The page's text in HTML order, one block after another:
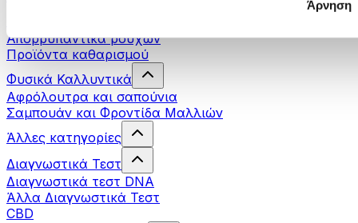
Άρνηση
Απορρυπαντικά ρούχων
Προϊόντα καθαρισμού
Φυσικά Καλλυντικά
Αφρόλουτρα και σαπούνια
Σαμπουάν και Φροντίδα Μαλλιών
Άλλες κατηγορίες
Διαγνωστικά Τεστ
Διαγνωστικά τεστ DNA
Άλλα Διαγνωστικά Τεστ
CBD